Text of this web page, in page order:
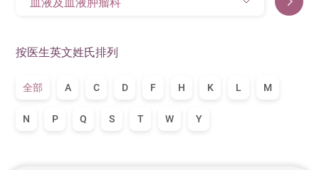
按医生英文姓氏排列
全部 A C D F H K L M
N P Q S T W Y